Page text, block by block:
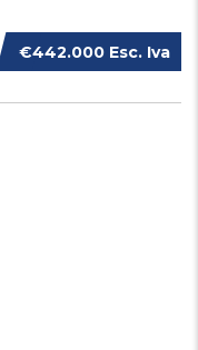
€442.000 Esc. Iva